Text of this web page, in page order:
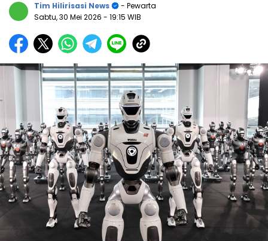
Tim Hilirisasi News
- Pewarta
Sabtu, 30 Mei 2026 - 19:15 WIB